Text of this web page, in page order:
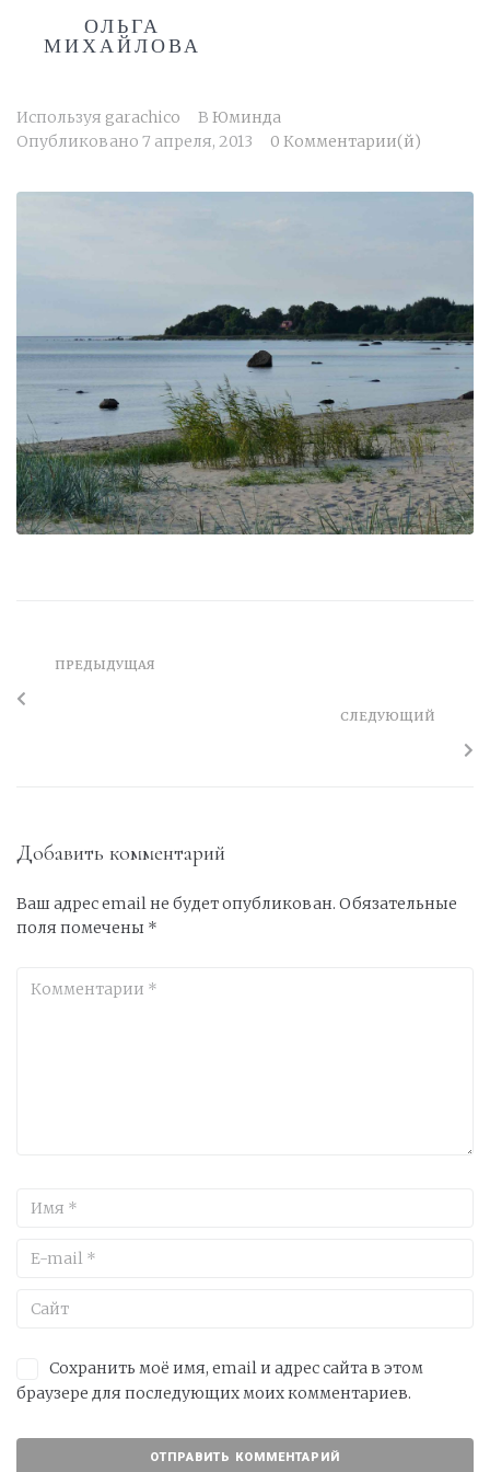
ОЛЬГА
МИХАЙЛОВА
Используя garachico В Юминда
Опубликовано 7 апреля, 2013 0 Комментарии(й)
ПРЕДЫДУЩАЯ
СЛЕДУЮЩИЙ
Добавить комментарий
Ваш адрес email не будет опубликован. Обязательные
поля помечены *
Сохранить моё имя, email и адрес сайта в этом
браузере для последующих моих комментариев.